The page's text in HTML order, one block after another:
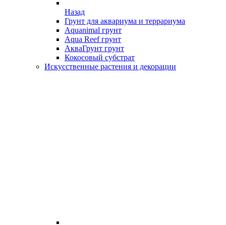
Назад
Грунт для аквариума и террариума
Aquanimal грунт
Aqua Reef грунт
АкваГрунт грунт
Кокосовый субстрат
Искусственные растения и декорации